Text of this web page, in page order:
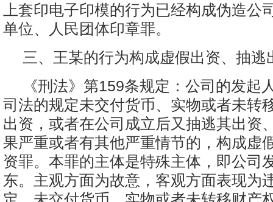
上套印电子印模的行为已经构成伪造公
单位、人民团体印章罪。
三、王某的行为构成虚假出资、抽逃
《刑法》第159条规定：公司的发起
司法的规定未交付货币、实物或者未转
出资，或者在公司成立后又抽逃其出资
果严重或者有其他严重情节的，构成虚
资罪。本罪的主体是特殊主体，即公司
东。主观方面为故意，客观方面表现为